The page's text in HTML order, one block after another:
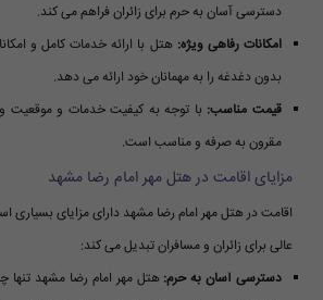
دسترسی آسان به حرم برای زائران فراهم می کند.
امکانات رفاهی ویژه: هتل با ارائه خدمات کامل و
بدون دغدغه را به مهمانان خود ارائه می دهد.
قیمت مناسب: با توجه به کیفیت خدمات و موقعیت
مقرون به صرفه و مناسب است.
مزایای اقامت در هتل مهر امام رضا مشهد
اقامت در هتل مهر امام رضا مشهد دارای مزایای بسیاری
عالی برای زائران و مسافران تبدیل می کند:
دسترسی آسان به حرم: هتل مهر امام رضا مشهد تنها